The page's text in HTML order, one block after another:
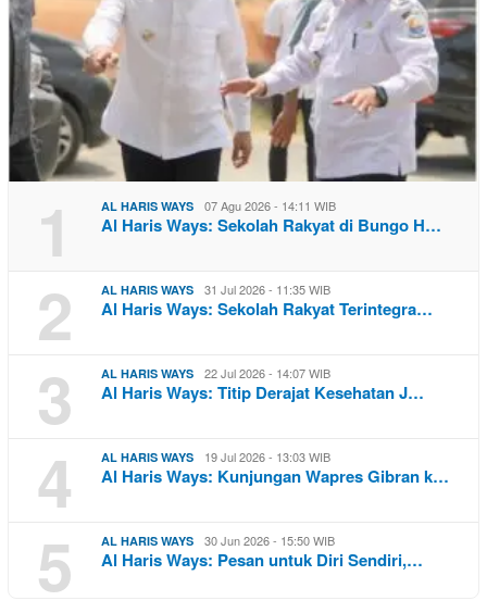
1 AL HARIS WAYS 07 Agu 2026 - 14:11 WIB
Al Haris Ways: Sekolah Rakyat di Bungo H…
2 AL HARIS WAYS 31 Jul 2026 - 11:35 WIB
Al Haris Ways: Sekolah Rakyat Terintegra…
3 AL HARIS WAYS 22 Jul 2026 - 14:07 WIB
Al Haris Ways: Titip Derajat Kesehatan J…
4 AL HARIS WAYS 19 Jul 2026 - 13:03 WIB
Al Haris Ways: Kunjungan Wapres Gibran k…
5 AL HARIS WAYS 30 Jun 2026 - 15:50 WIB
Al Haris Ways: Pesan untuk Diri Sendiri,…